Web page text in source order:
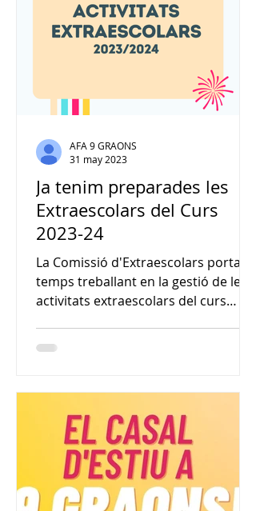
Ja tenim preparades les
Extraescolars del Curs
2023-24
La Comissió d'Extraescolars porta
temps treballant en la gestió de les
activitats extraescolars del curs
AFA 9 GRAONS
31 may 2023